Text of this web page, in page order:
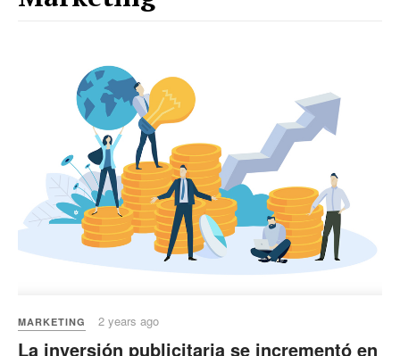
MARKETING 2 years ago
La inversión publicitaria se incrementó en